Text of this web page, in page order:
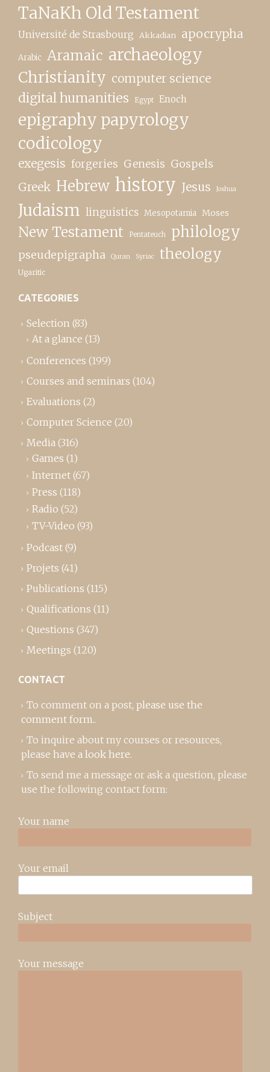
TaNaKh Old Testament
Université de Strasbourg Akkadian apocrypha
Arabic Aramaic archaeology
Christianity computer science
digital humanities Egypt Enoch
epigraphy papyrology
codicology
exegesis forgeries Genesis Gospels
Greek Hebrew history Jesus Joshua
Judaism linguistics Mesopotamia Moses
New Testament Pentateuch philology
pseudepigrapha Quran Syriac theology
Ugaritic
CATEGORIES
Selection (83)
At a glance (13)
Conferences (199)
Courses and seminars (104)
Evaluations (2)
Computer Science (20)
Media (316)
Games (1)
Internet (67)
Press (118)
Radio (52)
TV-Video (93)
Podcast (9)
Projets (41)
Publications (115)
Qualifications (11)
Questions (347)
Meetings (120)
CONTACT
To comment on a post, please use the
comment form..
To inquire about my courses or resources,
please have a look here.
To send me a message or ask a question, please
use the following contact form:
Your name
Your email
Subject
Your message